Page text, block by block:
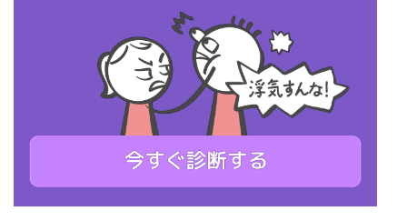
といって合理化(?)すると言います。
恋人との良い関係を守るために恋人を
立てたり、オーバーに気持ちを伝えな
がら他の異性が入ってこれないように
心理的にガードを作るのです。
しかも、この心理は無意識で働くと言
います。
(Petit, Whitney E., 2015)
まぁこの程度なら、許してあげましょ
う…(-_-;)
深い関係になりたいという気
や、そのために努力をしようとし
ない人だと断言できます。
これから調教するか見放すかはあなた
次第…です(-_-)